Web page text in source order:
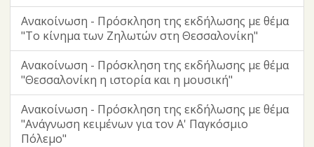
Ανακοίνωση - Πρόσκληση της εκδήλωσης με θέμα
"Το κίνημα των Ζηλωτών στη Θεσσαλονίκη"
Ανακοίνωση - Πρόσκληση της εκδήλωσης με θέμα
"Θεσσαλονίκη η ιστορία και η μουσική"
Ανακοίνωση - Πρόσκληση της εκδήλωσης με θέμα
"Ανάγνωση κειμένων για τον Α' Παγκόσμιο
Πόλεμο"